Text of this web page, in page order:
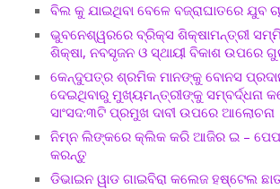
ବିଲ କୁ ଯାଇଥିବା ବେଳେ ବଜ୍ରାଘାତରେ ଯୁବ
ଭୁବନେଶ୍ୱରରେ ବ୍ରିକ୍ସ ଶିକ୍ଷାମନ୍ତ୍ରୀ
ଶିକ୍ଷା, ନବସୃଜନ ଓ ସ୍ଥାୟୀ ବିକାଶ ଉପରେ
କେନ୍ଦୁପତ୍ର ଶ୍ରମିକ ମାନଙ୍କୁ ବୋନସ
ଦେଇଥିବାରୁ ମୁଖ୍ୟମନ୍ତ୍ରୀଙ୍କୁ ସମ୍ବର୍ଦ୍ଧନା
ସାଂସଦ:୩ଟି ପ୍ରମୁଖ ଦାବୀ ଉପରେ ଆଲୋଚନା
ନିମ୍ନ ଲିଙ୍କରେ କ୍ଲିକ କରି ଆଜିର ଇ –
କରନ୍ତୁ
ଡିଭାଇନ ୱାଡ ଗାଇବିରା କଲେଜ ହଷ୍ଟେଲ